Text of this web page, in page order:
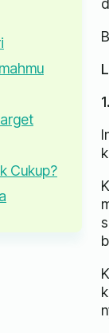
Cukup?